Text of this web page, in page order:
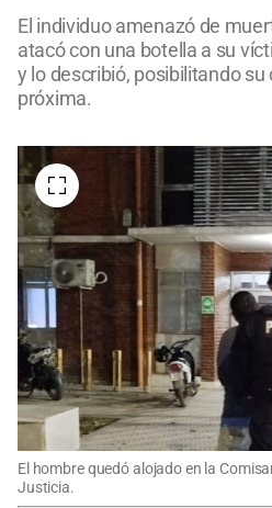
El individuo amenazó de
atacó con una botella a su
y lo describió, posibilitando
próxima.
El hombre quedó alojado en la
Justicia.